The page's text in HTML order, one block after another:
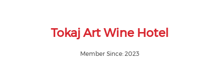
Tokaj Art Wine Hotel
Member Since: 2023